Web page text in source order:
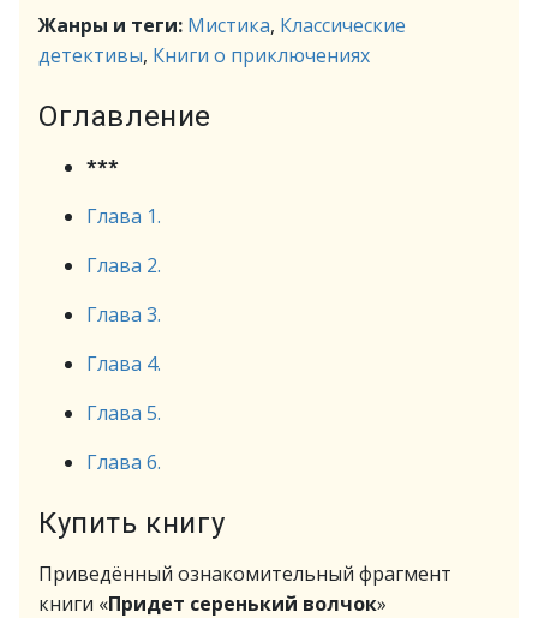
Жанры и теги: Мистика, Классические
детективы, Книги о приключениях
Оглавление
***
Глава 1.
Глава 2.
Глава 3.
Глава 4.
Глава 5.
Глава 6.
Купить книгу
Приведённый ознакомительный фрагмент
книги «Придет серенький волчок»